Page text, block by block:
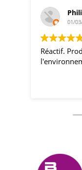
01/
Réactif.